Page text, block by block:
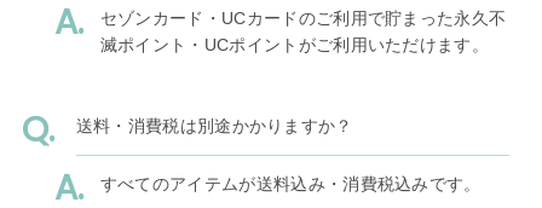
セゾンカード・UCカードのご利用で貯まった永久不
滅ポイント・UCポイントがご利用いただけます。
送料・消費税は別途かかりますか？
すべてのアイテムが送料込み・消費税込みです。